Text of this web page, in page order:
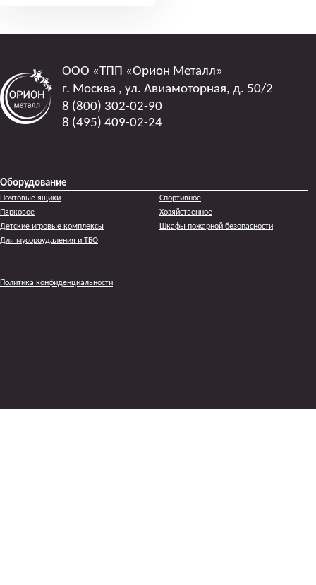
ООО «ТПП «Орион Металл»
г. Москва , ул. Авиамоторная, д. 50/2
8 (800) 302-02-90
8 (495) 409-02-24
Оборудование
Почтовые ящики
Парковое
Детские игровые комплексы
Для мусороудаления и ТБО
Спортивное
Хозяйственное
Шкафы пожарной безопасности
Политика конфиденциальности